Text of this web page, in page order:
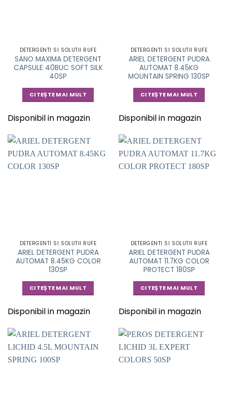
DETERGENTI SI SOLUTII RUFE
SANO MAXIMA DETERGENT
CAPSULE 40BUC SOFT SILK
40SP
CITEȘTE MAI MULT
Disponibil in magazin
DETERGENTI SI SOLUTII RUFE
ARIEL DETERGENT PUDRA
AUTOMAT 8.45KG
MOUNTAIN SPRING 130SP
CITEȘTE MAI MULT
Disponibil in magazin
DETERGENTI SI SOLUTII RUFE
ARIEL DETERGENT PUDRA
AUTOMAT 8.45KG COLOR
130SP
CITEȘTE MAI MULT
Disponibil in magazin
DETERGENTI SI SOLUTII RUFE
ARIEL DETERGENT PUDRA
AUTOMAT 11.7KG COLOR
PROTECT 180SP
CITEȘTE MAI MULT
Disponibil in magazin